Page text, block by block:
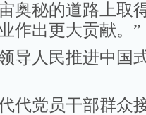
奥秘的道路上取
作出更大贡献。”
人民推进中国
党员干部群众